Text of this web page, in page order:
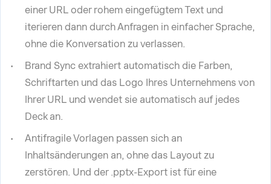
einer URL oder rohem eingefügtem Text und
iterieren dann durch Anfragen in einfacher Sprache,
ohne die Konversation zu verlassen.
Brand Sync extrahiert automatisch die Farben,
Schriftarten und das Logo Ihres Unternehmens von
Ihrer URL und wendet sie automatisch auf jedes
Deck an.
Antifragile Vorlagen passen sich an
Inhaltsänderungen an, ohne das Layout zu
zerstören. Und der .pptx-Export ist für eine